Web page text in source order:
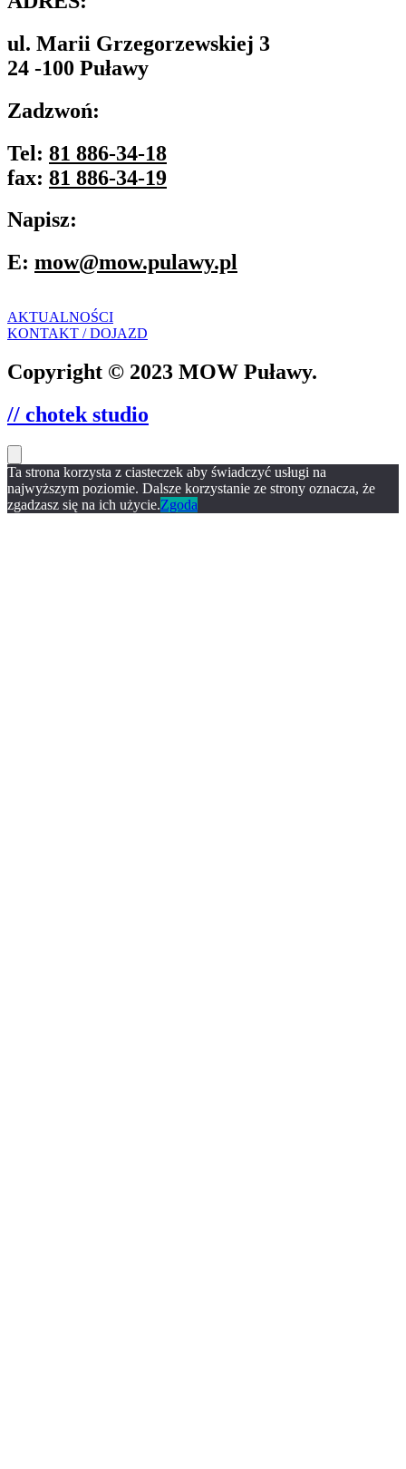
ul. Marii Grzegorzewskiej 3
24 -100 Puławy
Zadzwoń:
Tel: 81 886-34-18
fax: 81 886-34-19
Napisz:
E: mow@mow.pulawy.pl
AKTUALNOŚCI
KONTAKT / DOJAZD
Copyright © 2023 MOW Puławy.
// chotek studio
Ta strona korzysta z ciasteczek aby świadczyć usługi na
najwyższym poziomie. Dalsze korzystanie ze strony oznacza, że
zgadzasz się na ich użycie.Zgoda